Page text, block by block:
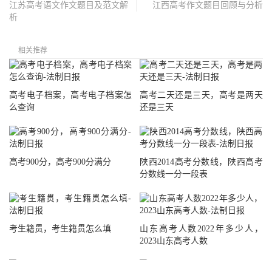
江苏高考语文作文题目及范文解
析
江西高考作文题目回顾与分析
相关推荐
高考电子档案，高考电子档案怎
么查询
高考二天还是三天，高考是两天
还是三天
高考900分，高考900分满分
陕西2014高考分数线，陕西高考
分数线一分一段表
考生籍贯，考生籍贯怎么填
山东高考人数2022年多少人，
2023山东高考人数